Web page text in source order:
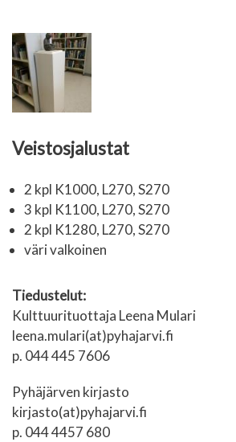
Veistosjalustat
2 kpl K1000, L270, S270
3 kpl K1100, L270, S270
2 kpl K1280, L270, S270
väri
Tiedustelut:
Kulttuurituottaja Leena Mulari
leena.mulari(at)pyhajarvi.fi
p. 044 445 7606
Pyhäjärven kirjasto
kirjasto(at)pyhajarvi.fi
p. 044 4457 680